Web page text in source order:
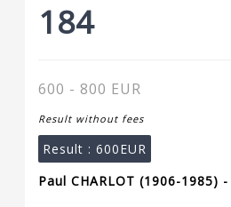
184
600 - 800 EUR
Result without fees
Result : 600EUR
Paul CHARLOT (1906-1985)